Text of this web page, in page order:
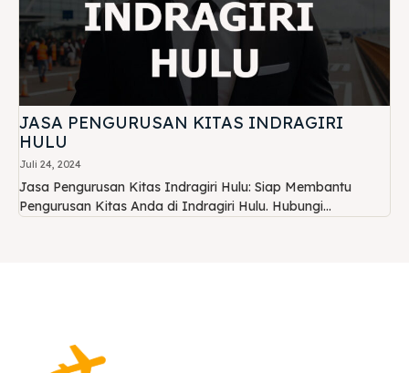
JASA PENGURUSAN KITAS INDRAGIRI
HULU
Juli 24, 2024
Jasa Pengurusan Kitas Indragiri Hulu: Siap Membantu
Pengurusan Kitas Anda di Indragiri Hulu. Hubungi...